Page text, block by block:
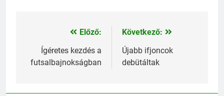
Bejegyzés
navigáció
Előző:
Ígéretes kezdés a
futsalbajnokságban
Következő:
Újabb ifjoncok
debütáltak